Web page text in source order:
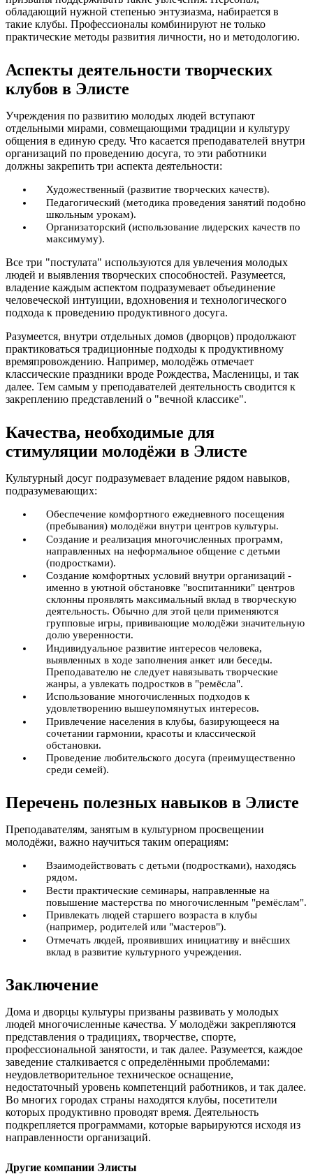
обладающий нужной степенью энтузиазма, набирается в
такие клубы. Профессионалы комбинируют не только
практические методы развития личности, но и методологию.
Аспекты деятельности творческих
клубов в Элисте
Учреждения по развитию молодых людей вступают
отдельными мирами, совмещающими традиции и культуру
общения в единую среду. Что касается преподавателей внутри
организаций по проведению досуга, то эти работники
должны закрепить три аспекта деятельности:
Художественный (развитие творческих качеств).
Педагогический (методика проведения занятий подобно
школьным урокам).
Организаторский (использование лидерских качеств по
максимуму).
Все три "постулата" используются для увлечения молодых
людей и выявления творческих способностей. Разумеется,
владение каждым аспектом подразумевает объединение
человеческой интуиции, вдохновения и технологического
подхода к проведению продуктивного досуга.
Разумеется, внутри отдельных домов (дворцов) продолжают
практиковаться традиционные подходы к продуктивному
времяпровождению. Например, молодёжь отмечает
классические праздники вроде Рождества, Масленицы, и так
далее. Тем самым у преподавателей деятельность сводится к
закреплению представлений о "вечной классике".
Качества, необходимые для
стимуляции молодёжи в Элисте
Культурный досуг подразумевает владение рядом навыков,
подразумевающих:
Обеспечение комфортного ежедневного посещения
(пребывания) молодёжи внутри центров культуры.
Создание и реализация многочисленных программ,
направленных на неформальное общение с детьми
(подростками).
Создание комфортных условий внутри организаций -
именно в уютной обстановке "воспитанники" центров
склонны проявлять максимальный вклад в творческую
деятельность. Обычно для этой цели применяются
групповые игры, прививающие молодёжи значительную
долю уверенности.
Индивидуальное развитие интересов человека,
выявленных в ходе заполнения анкет или беседы.
Преподавателю не следует навязывать творческие
жанры, а увлекать подростков в "ремёсла".
Использование многочисленных подходов к
удовлетворению вышеупомянутых интересов.
Привлечение населения в клубы, базирующееся на
сочетании гармонии, красоты и классической
обстановки.
Проведение любительского досуга (преимущественно
среди семей).
Перечень полезных навыков в Элисте
Преподавателям, занятым в культурном просвещении
молодёжи, важно научиться таким операциям:
Взаимодействовать с детьми (подростками), находясь
рядом.
Вести практические семинары, направленные на
повышение мастерства по многочисленным "ремёслам".
Привлекать людей старшего возраста в клубы
(например, родителей или "мастеров").
Отмечать людей, проявивших инициативу и внёсших
вклад в развитие культурного учреждения.
Заключение
Дома и дворцы культуры призваны развивать у молодых
людей многочисленные качества. У молодёжи закрепляются
представления о традициях, творчестве, спорте,
профессиональной занятости, и так далее. Разумеется, каждое
заведение сталкивается с определёнными проблемами:
неудовлетворительное техническое оснащение,
недостаточный уровень компетенций работников, и так далее.
Во многих городах страны находятся клубы, посетители
которых продуктивно проводят время. Деятельность
подкрепляется программами, которые варьируются исходя из
направленности организаций.
Другие компании Элисты